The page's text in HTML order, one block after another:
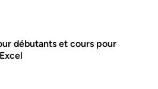
débutants et cours pour